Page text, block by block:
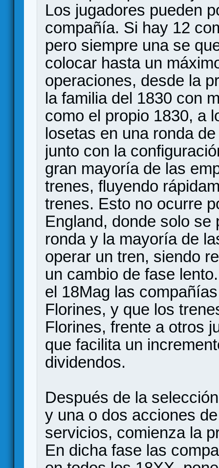
Los jugadores pueden
compañía. Si hay 12
pero siempre una se
colocar hasta un
operaciones, desde la
la familia del 1830 con
como el propio 1830, a
losetas en una ronda
junto con la
gran mayoría de las
trenes, fluyendo
trenes. Esto no ocurre
England, donde solo
ronda y la mayoría de
operar un tren, siendo
un cambio de fase
el 18Mag las
Florines, y que los
Florines, frente a otros
que facilita un
dividendos.
Después de la
y una o dos acciones
servicios, comienza la
En dicha fase las